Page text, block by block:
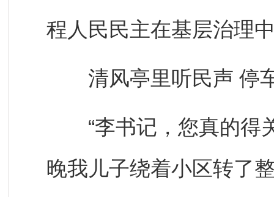
程人民民主在基层治理
清风亭里听民声 停
“李书记，您真的得
晚我儿子绕着小区转了